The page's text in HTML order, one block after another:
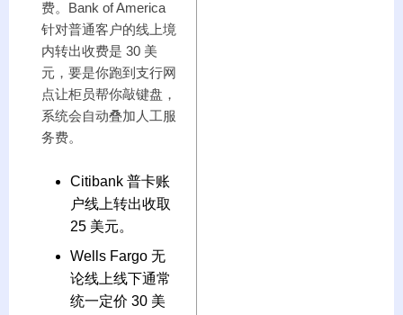
费。Bank of America
针对普通客户的线上境
内转出收费是 30 美
元，要是你跑到支行网
点让柜员帮你敲键盘，
系统会自动叠加人工服
务费。
Citibank 普卡账
户线上转出收取
25 美元。
Wells Fargo 无
论线上线下通常
统一定价 30 美